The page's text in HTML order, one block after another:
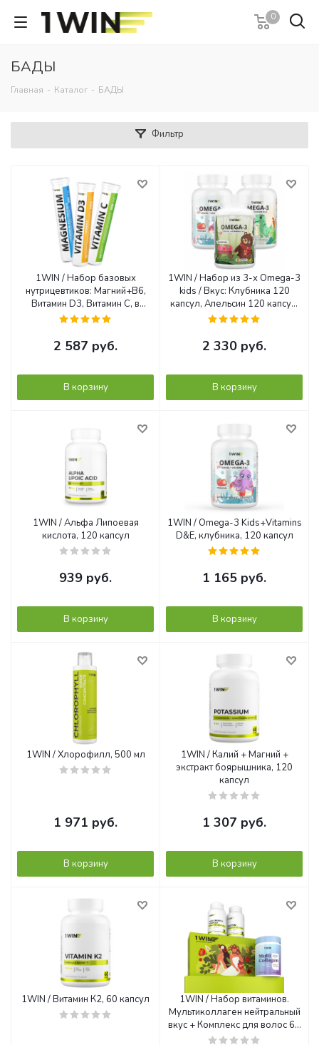
0
БАДЫ
Главная - Каталог - БАДЫ
Фильтр
1WIN / Набор базовых
нутрицевтиков: Магний+В6,
Витамин D3, Витамин С, в
форме шипучих таблеток.
2 587 руб.
В корзину
1WIN / Набор из 3-х Omega-3
kids / Вкус: Клубника 120
капсул, Апельсин 120 капсул,
Малина и травы 60 капсул
2 330 руб.
В корзину
1WIN / Альфа Липоевая
кислота, 120 капсул
939 руб.
В корзину
1WIN / Omega-3 Kids+Vitamins
D&E, клубника, 120 капсул
1 165 руб.
В корзину
1WIN / Хлорофилл, 500 мл
1 971 руб.
В корзину
1WIN / Калий + Магний +
экстракт боярышника, 120
капсул
1 307 руб.
В корзину
1WIN / Витамин К2, 60 капсул
1WIN / Набор витаминов.
Мультиколлаген нейтральный
вкус + Комплекс для волос 60
капсул + Биотин 60 капсул